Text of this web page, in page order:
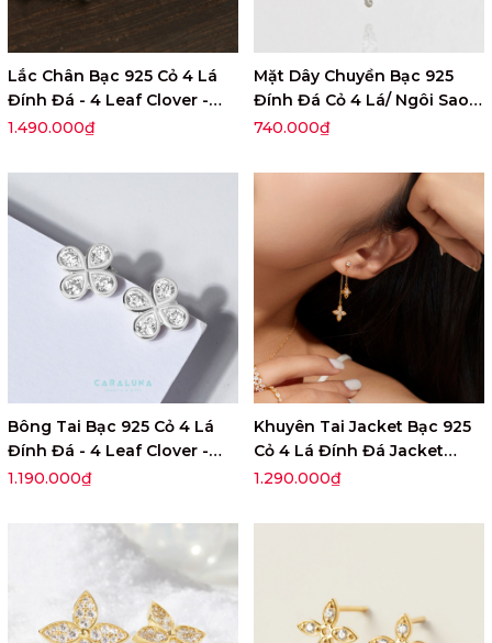
Lắc Chân Bạc 925 Cỏ 4 Lá
Đính Đá - 4 Leaf Clover -
VYA01
1.490.000₫
Mặt Dây Chuyền Bạc 925
Đính Đá Cỏ 4 Lá/ Ngôi Sao 4
Cánh - VCP02
740.000₫
Bông Tai Bạc 925 Cỏ 4 Lá
Đính Đá - 4 Leaf Clover -
VYE28
1.190.000₫
Khuyên Tai Jacket Bạc 925
Cỏ 4 Lá Đính Đá Jacket
Lady Clover - VUE02
1.290.000₫